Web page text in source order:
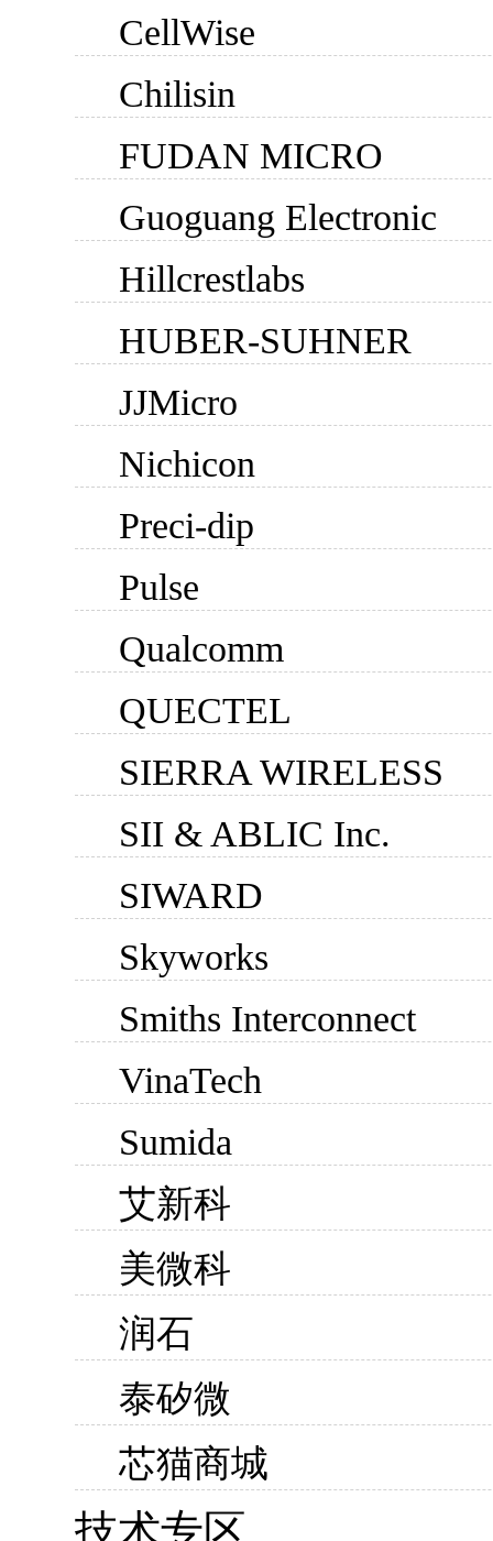
CellWise
Chilisin
FUDAN MICRO
Guoguang Electronic
Hillcrestlabs
HUBER-SUHNER
JJMicro
Nichicon
Preci-dip
Pulse
Qualcomm
QUECTEL
SIERRA WIRELESS
SII & ABLIC Inc.
SIWARD
Skyworks
Smiths Interconnect
VinaTech
Sumida
艾新科
美微科
润石
泰矽微
芯猫商城
技术专区